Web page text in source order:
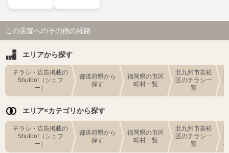
この店舗へのその他の経路
エリアから探す
チラシ・広告掲載の
Shufoo!（シュフ
ー）
都道府県から
探す
福岡県の市区
町村一覧
北九州市若松
区のチラシ一
覧
エリア×カテゴリから探す
チラシ・広告掲載の
Shufoo!（シュフ
ー）
都道府県から
探す
福岡県の市区
町村一覧
北九州市若松
区のチラシ一
覧